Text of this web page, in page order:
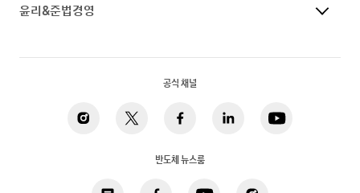
윤리&준법경영
공식 채널
반도체 뉴스룸